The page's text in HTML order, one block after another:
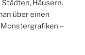
Häusern.
über einen
–